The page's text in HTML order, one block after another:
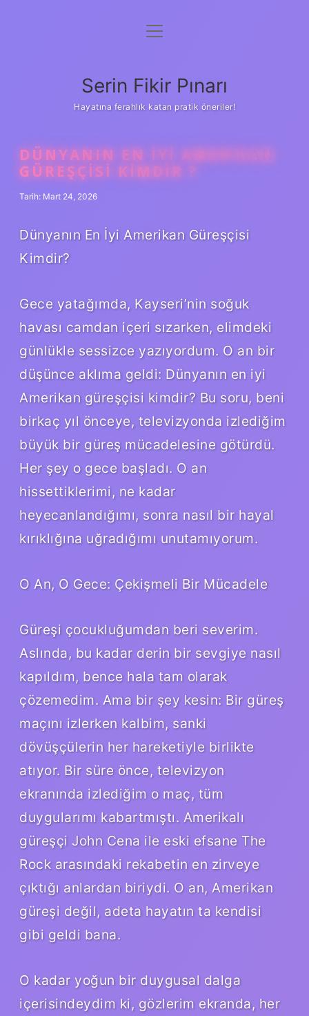
Gizlilik Politikası
Yasal Uyarı
menüyü
Serin Fikir Pınarı
Hayatına ferahlık katan pratik öneriler!
DÜNYANIN EN IYI AMERIKAN
GÜREŞÇISI KIMDIR ?
Tarih: Mart 24, 2026
Dünyanın En İyi Amerikan Güreşçisi
Kimdir?
Gece yatağımda, Kayseri’nin soğuk
havası camdan içeri sızarken, elimdeki
günlükle sessizce yazıyordum. O an bir
düşünce aklıma geldi: Dünyanın en iyi
Amerikan güreşçisi kimdir? Bu soru, beni
birkaç yıl önceye, televizyonda izlediğim
büyük bir güreş mücadelesine götürdü.
Her şey o gece başladı. O an
hissettiklerimi, ne kadar
heyecanlandığımı, sonra nasıl bir hayal
kırıklığına uğradığımı unutamıyorum.
O An, O Gece: Çekişmeli Bir Mücadele
Güreşi çocukluğumdan beri severim.
Aslında, bu kadar derin bir sevgiye nasıl
kapıldım, bence hala tam olarak
çözemedim. Ama bir şey kesin: Bir güreş
maçını izlerken kalbim, sanki
dövüşçülerin her hareketiyle birlikte
atıyor. Bir süre önce, televizyon
ekranında izlediğim o maç, tüm
duygularımı kabartmıştı. Amerikalı
güreşçi John Cena ile eski efsane The
Rock arasındaki rekabetin en zirveye
çıktığı anlardan biriydi. O an, Amerikan
güreşi değil, adeta hayatın ta kendisi
gibi geldi bana.
O kadar yoğun bir duygusal dalga
içerisindeydim ki, gözlerim ekranda, her